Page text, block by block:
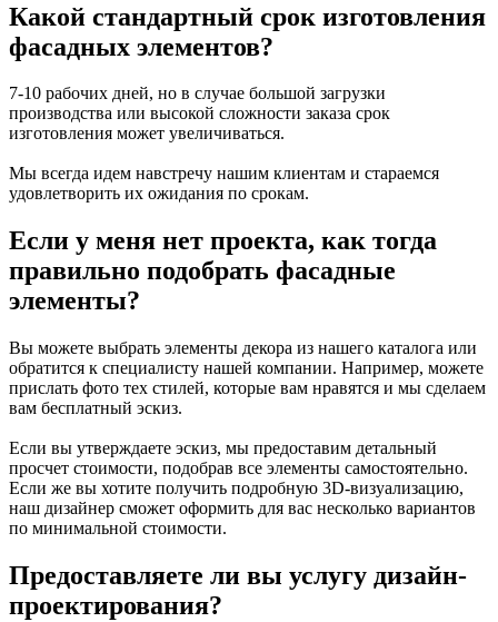
Какой стандартный срок изготовления
фасадных элементов?
7-10 рабочих дней, но в случае большой загрузки
производства или высокой сложности заказа срок
изготовления может увеличиваться.
Мы всегда идем навстречу нашим клиентам и стараемся
удовлетворить их ожидания по срокам.
Если у меня нет проекта, как тогда
правильно подобрать фасадные
элементы?
Вы можете выбрать элементы декора из нашего каталога или
обратится к специалисту нашей компании. Например, можете
прислать фото тех стилей, которые вам нравятся и мы сделаем
вам бесплатный эскиз.
Если вы утверждаете эскиз, мы предоставим детальный
просчет стоимости, подобрав все элементы самостоятельно.
Если же вы хотите получить подробную 3D-визуализацию,
наш дизайнер сможет оформить для вас несколько вариантов
по минимальной стоимости.
Предоставляете ли вы услугу дизайн-
проектирования?